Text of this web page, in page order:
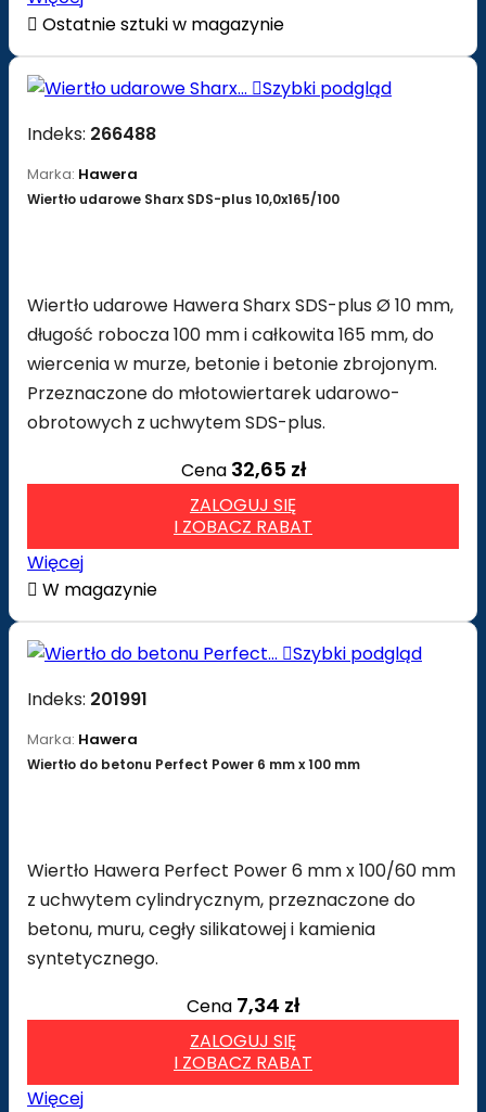
 Ostatnie sztuki w magazynie
Szybki podgląd
Indeks: 266488
Marka: Hawera
Wiertło udarowe Sharx SDS-plus 10,0x165/100
Wiertło udarowe Hawera Sharx SDS-plus Ø 10 mm,
długość robocza 100 mm i całkowita 165 mm, do
wiercenia w murze, betonie i betonie zbrojonym.
Przeznaczone do młotowiertarek udarowo-
obrotowych z uchwytem SDS-plus.
Cena 32,65 zł
ZALOGUJ SIĘ
I ZOBACZ RABAT
Więcej
 W magazynie
Szybki podgląd
Indeks: 201991
Marka: Hawera
Wiertło do betonu Perfect Power 6 mm x 100 mm
Wiertło Hawera Perfect Power 6 mm x 100/60 mm
z uchwytem cylindrycznym, przeznaczone do
betonu, muru, cegły silikatowej i kamienia
syntetycznego.
Cena 7,34 zł
ZALOGUJ SIĘ
I ZOBACZ RABAT
Więcej